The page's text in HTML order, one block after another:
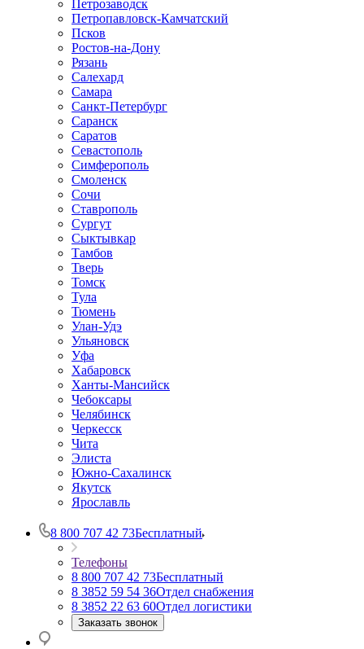
Петрозаводск
Петропавловск-Камчатский
Псков
Ростов-на-Дону
Рязань
Салехард
Самара
Санкт-Петербург
Саранск
Саратов
Севастополь
Симферополь
Смоленск
Сочи
Ставрополь
Сургут
Сыктывкар
Тамбов
Тверь
Томск
Тула
Тюмень
Улан-Удэ
Ульяновск
Уфа
Хабаровск
Ханты-Мансийск
Чебоксары
Челябинск
Черкесск
Чита
Элиста
Южно-Сахалинск
Якутск
Ярославль
8 800 707 42 73Бесплатный
Телефоны
8 800 707 42 73Бесплатный
8 3852 59 54 36Отдел снабжения
8 3852 22 63 60Отдел логистики
Заказать звонок